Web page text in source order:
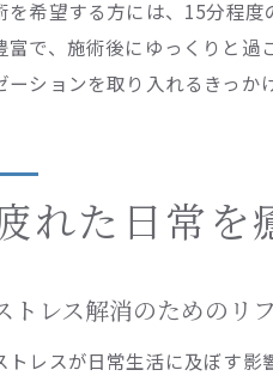
を希望する方には、15分程
富で、施術後にゆっくりと過
ーションを取り入れるきっか
れた日常を
トレス解消のためのリ
トレスが日常生活に及ぼす